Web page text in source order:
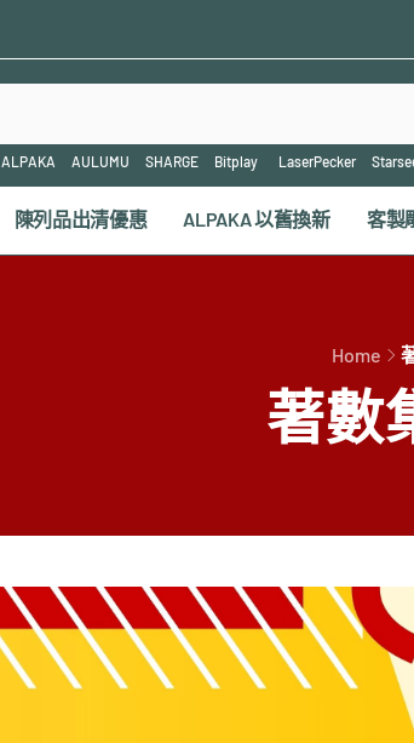
ALPAKA AULUMU SHARGE Bitplay LaserPecker
陳列品出清優惠 ALPAKA 以舊換新 客製
Home
著數